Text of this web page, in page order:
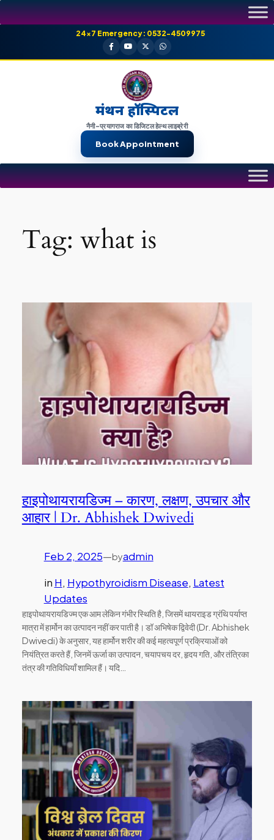
Skip
to
24×7 Emergency: 0532-4509975
मंथन हॉस्पिटल
नैनी-प्रयागराज का डिजिटल हेल्थ लाइब्रेरी
Book Appointment
Tag: what is
हाइपोथायरायडिज्म – कारण, लक्षण, उपचार और
आहार | Dr. Abhishek Dwivedi
Feb 2, 2025—byadmin
in H, Hypothyroidism Disease, Latest
Updates
हाइपोथायरायडिज्म एक आम लेकिन गंभीर स्थिति है, जिसमें थायराइड ग्रंथि पर्याप्त
मात्रा में हार्मोन का उत्पादन नहीं कर पाती है। डॉ अभिषेक द्विवेदी (Dr. Abhishek
Dwivedi) के अनुसार, यह हार्मोन शरीर की कई महत्वपूर्ण प्रक्रियाओं को
नियंत्रित करते हैं, जिनमें ऊर्जा का उत्पादन, चयापचय दर, हृदय गति, और तंत्रिका
तंत्र की गतिविधियाँ शामिल हैं। यदि…